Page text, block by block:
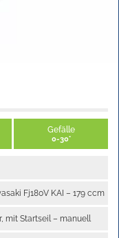
Gefälle
0-30°
Fj180V KAI – 179 ccm
mit Startseil – manuell